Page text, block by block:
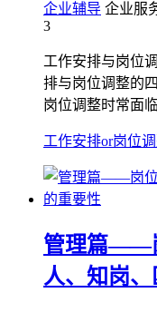
企业辅导 企业服
3
工作安排与岗位
排与岗位调整的
岗位调整时常面
工作安排or岗位
管理篇——
人、知岗